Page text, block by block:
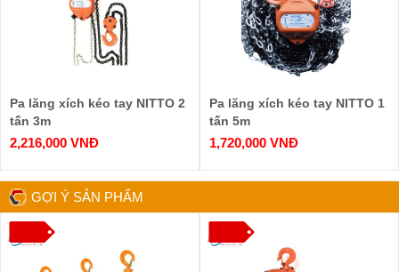
Pa lăng xích kéo tay NITTO 2
tấn 3m
2,216,000 VNĐ
Pa lăng xích kéo tay NITTO 1
tấn 5m
1,720,000 VNĐ
GỢI Ý SẢN PHẨM